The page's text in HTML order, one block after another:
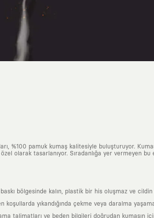
%100 pamuk kumaş kalitesiyle buluşturuyor.
olarak tasarlanıyor. Sıradanlığa yer vermeyen
bölgesinde kalın, plastik bir his oluşmaz ve
yıkandığında çekme veya daralma yaşama
talimatları ve beden bilgileri doğrudan kumaşın